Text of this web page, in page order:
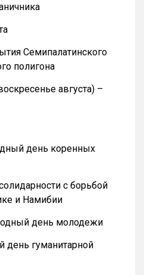
Семипалатинского
полигона
августа) –
день коренных
с борьбой
и Намибии
день молодежи
день гуманитарной